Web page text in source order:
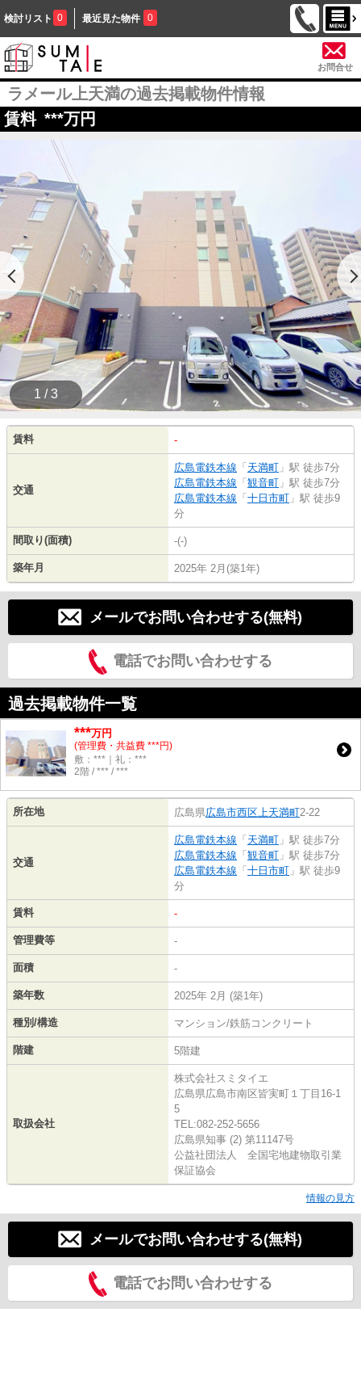
検討リスト 0 最近見た物件 0
お問合せ
ラメール上天満の過去掲載物件情報
賃料 ***万円
1 / 3
賃料 -
交通
広島電鉄本線 「 天満町 」駅 徒歩7分
広島電鉄本線 「 観音町 」駅 徒歩7分
広島電鉄本線 「 十日市町 」駅 徒歩9
分
間取り(面積) -(-)
築年月 2025年 2月(築1年)
メールでお問い合わせする(無料)
電話でお問い合わせする
過去掲載物件一覧
***万円
(管理費・共益費 ***円)
敷：***｜礼：***
2階 / *** / ***
所在地 広島県広島市西区上天満町2-22
交通
広島電鉄本線 「 天満町 」駅 徒歩7分
広島電鉄本線 「 観音町 」駅 徒歩7分
広島電鉄本線 「 十日市町 」駅 徒歩9
分
賃料 -
管理費等 -
面積 -
築年数 2025年 2月 (築1年)
種別/構造 マンション/鉄筋コンクリート
階建 5階建
取扱会社
株式会社スミタイエ
広島県広島市南区皆実町１丁目16-1
5
TEL:082-252-5656
広島県知事 (2) 第11147号
公益社団法人 全国宅地建物取引業
保証協会
情報の見方
メールでお問い合わせする(無料)
電話でお問い合わせする